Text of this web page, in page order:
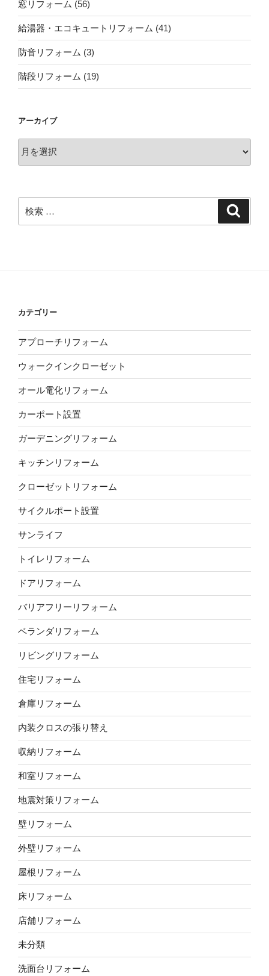
窓リフォーム (56)
給湯器・エコキュートリフォーム (41)
防音リフォーム (3)
階段リフォーム (19)
アーカイブ
ー
索:
カテゴリー
アプローチリフォーム
ウォークインクローゼット
オール電化リフォーム
カーポート設置
ガーデニングリフォーム
キッチンリフォーム
クローゼットリフォーム
サイクルポート設置
サンライフ
トイレリフォーム
ドアリフォーム
バリアフリーリフォーム
ベランダリフォーム
リビングリフォーム
住宅リフォーム
倉庫リフォーム
内装クロスの張り替え
収納リフォーム
和室リフォーム
地震対策リフォーム
壁リフォーム
外壁リフォーム
屋根リフォーム
床リフォーム
店舗リフォーム
未分類
洗面台リフォーム